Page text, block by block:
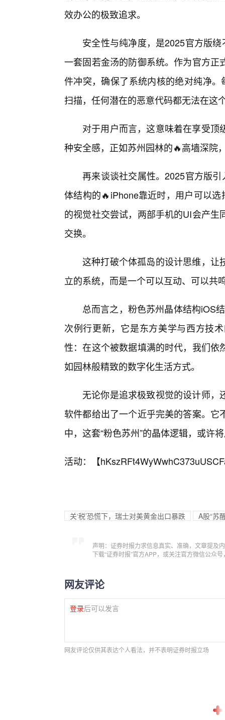
效办公的极致追求。
安全性与纯净度，是2025官方版
一套固若金汤的防御系统。作为官方
件冲突，确保了系统内核的绝对纯净
扫描，任何潜在的恶意代码都无法在这
对于用户而言，这意味着在享受
种安全感，正如苏州园林的🔥高墙深院
再来谈谈社交属性。2025官方版
体结构的🔥iPhone靠近时，用户可以
的视觉社交尝试，两部手机的UI会产
交换。
这种打破个体孤岛的设计思维，让
立的系统，而是一个可以互动、可以共
总而言之，粉色苏州晶体结构iOS
次例行更新，它是东方美学与西方技
性：在这个被数据填满的时代，我们
如园林般精致的数字化生活方式。
无论你是追求极致视觉的设计师
软件都给出了一个近乎完美的答案。
中，这套“粉色苏州”的晶体逻辑，或许
活动：【
关‘税’恐慌下，瑞士对美黄金出口暴跌 A股“苏
声明：证券时报力求信息真实、准确，文章提及
下载“证券时报”官方APP，或关注官方微信公众
网友评论
登录后可以发言
网友评论仅供其表达个人看法，并不表明证券时报立场